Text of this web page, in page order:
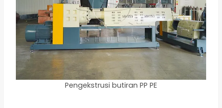
Pengekstrusi butiran PP PE